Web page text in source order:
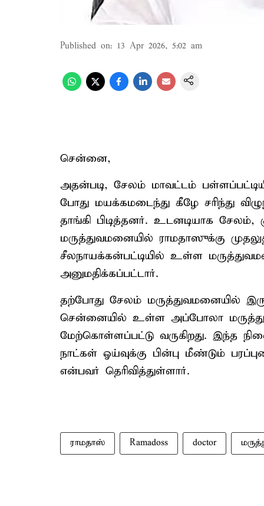
Published on: 13 Apr 2026, 5:02 am
சென்னை,
அதன்படி, சேலம் மாவட்டம்
போது மயக்கமடைந்து கீழே சரிந்து
தாங்கி பிடித்தனர். உடனடியாக சேலம்,
மருத்துவமனையில் ராமதாஸுக்கு
சீலநாயக்கன்பட்டியில் உள்ள
அனுமதிக்கப்பட்டார்.
தற்போது சேலம் மருத்துவமனையில்
சென்னையில் உள்ள அப்போலா
மேற்கொள்ளப்பட்டு வருகிறது. இந்த
நாட்கள் ஓய்வுக்கு பின்பு மீண்டும்
என்பவர் தெரிவித்துள்ளார்.
ராமதாஸ் Ramadoss doctor